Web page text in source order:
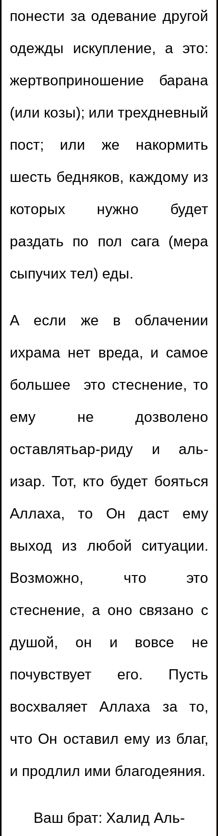
понести за одевание другой
одежды искупление, а это:
жертвоприношение барана
(или козы); или трехдневный
пост; или же накормить
шесть бедняков, каждому из
которых нужно будет
раздать по пол сага (мера
сыпучих тел) еды.
А если же в облачении
ихрама нет вреда, и самое
большее это стеснение, то
ему не дозволено
оставлятьар-риду и аль-
изар. Тот, кто будет бояться
Аллаха, то Он даст ему
выход из любой ситуации.
Возможно, что это
стеснение, а оно связано с
душой, он и вовсе не
почувствует его. Пусть
восхваляет Аллаха за то,
что Он оставил ему из благ,
и продлил ими благодеяния.
Ваш брат: Халид Аль-
2.Совмещать молитвы во время дождя
Ошибся в ташаххуде
4.Молитва за имамом, который
придерживается нововведений
5. Кишечные газы во время молитвы
Оставление коллективной молитвы
имена
( Просмотры18923 )
Портится ли омовение женщины во
время купания своего ребенка?